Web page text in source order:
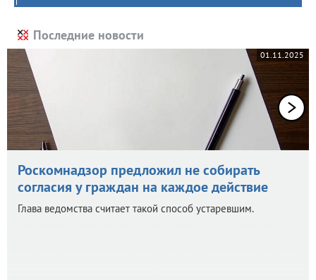
Последние новости
01.11.2025
Роскомнадзор предложил не собирать
согласия у граждан на каждое действие
Глава ведомства считает такой способ устаревшим.